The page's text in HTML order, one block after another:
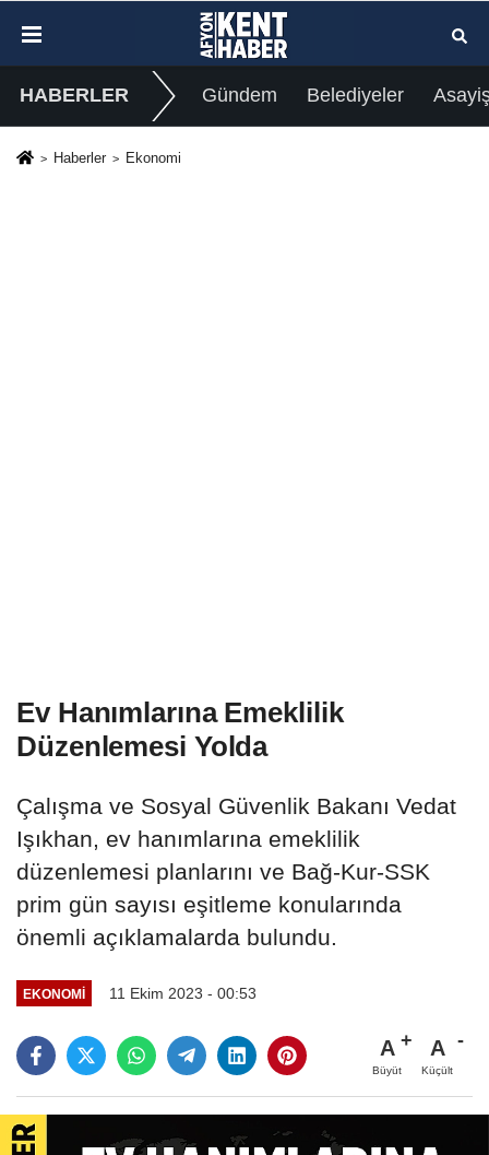
HABERLER Gündem Belediyeler
Haberler Ekonomi
Ev Hanımlarına Emeklilik
Düzenlemesi Yolda
Çalışma ve Sosyal Güvenlik Bakanı Vedat
Işıkhan, ev hanımlarına emeklilik
düzenlemesi planlarını ve Bağ-Kur-SSK
prim gün sayısı eşitleme konularında
önemli açıklamalarda bulundu.
EKONOMI 11 Ekim 2023 - 00:53
A
Büyüt
A
Küçült